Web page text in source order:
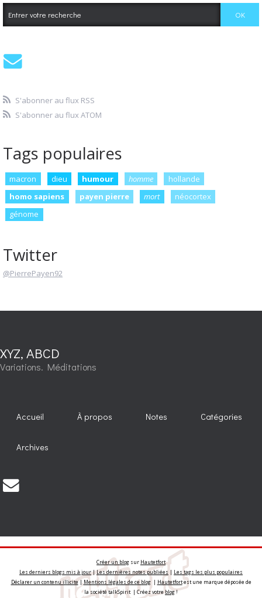
S'abonner au flux RSS
S'abonner au flux ATOM
Tags populaires
macron dieu humour homme
hollande
homo sapiens
payen pierre mort
néocortex
génome
Twitter
@PierrePayen92
XYZ, ABCD
Variations. Méditations
Accueil À propos Notes Catégories
Archives
Créer un blog sur Hautetfort
Les derniers blogs mis à jour|Les dernières notes publiées | Les tags les plus populaires
Déclarer un contenu illicite|Mentions légales de ce blog| Hautetfortest une marque déposée de
la société talkSpirit | Créez votreblog!